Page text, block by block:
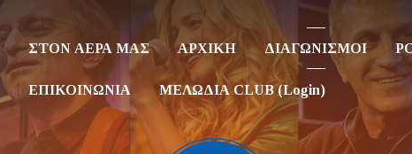
ΣΤΟΝ ΑΕΡΑ ΜΑΣ ΑΡΧΙΚΗ ΔΙΑΓΩΝΙΣΜΟΙ
ΕΠΙΚΟΙΝΩΝΙΑ ΜΕΛΩΔΙΑ CLUB (Login)